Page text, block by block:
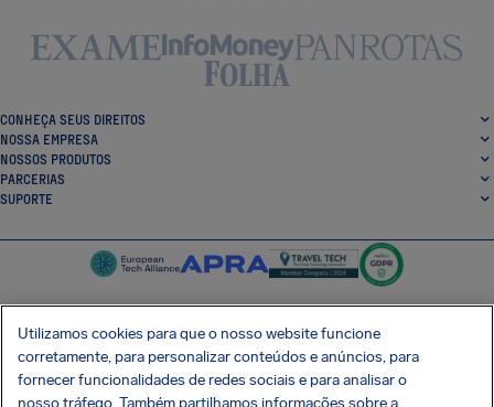
CONHEÇA SEUS DIREITOS
NOSSA EMPRESA
NOSSOS PRODUTOS
PARCERIAS
SUPORTE
SocialFacebook
SocialTwitter
SocialInstagram
SocialLinkedin
Utilizamos cookies para que o nosso website funcione
corretamente, para personalizar conteúdos e anúncios, para
fornecer funcionalidades de redes sociais e para analisar o
nosso tráfego. Também partilhamos informações sobre a